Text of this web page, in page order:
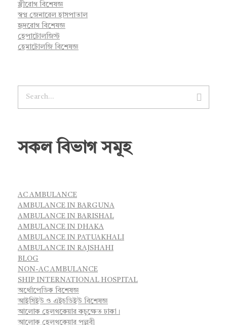
স্ত্রীরোগ বিশেষজ্ঞ
স্বপ্ন জেনারেল হাসপাতাল
হৃদরোগ বিশেষজ্ঞ
হেপাটোলজিস্ট
হেমাটোলজি বিশেষজ্ঞ
সকল বিভাগ সমূহ
AC AMBULANCE
AMBULANCE IN BARGUNA
AMBULANCE IN BARISHAL
AMBULANCE IN DHAKA
AMBULANCE IN PATUAKHALI
AMBULANCE IN RAJSHAHI
BLOG
NON-AC AMBULANCE
SHIP INTERNATIONAL HOSPITAL
অর্থোপেডিক বিশেষজ্ঞ
আইসিইউ ও এইচডিইউ বিশেষজ্ঞ
আলোক হেলথকেয়ার কচুক্ষেত ঢাকা।
আলোক হেলথকেয়ার পল্লবী